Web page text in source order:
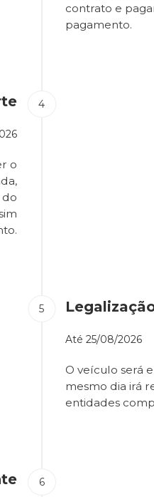
contrato e
pagamento.
o
do
Até 25/08/2026
O veículo será
mesmo dia irá
entidades